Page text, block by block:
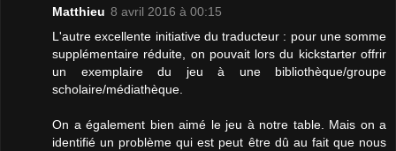
Matthieu 8 avril 2016 à 00:15
L'autre excellente initiative du traducteur : pour une somme
supplémentaire réduite, on pouvait lors du kickstarter offrir
un exemplaire du jeu à une bibliothèque/groupe
scholaire/médiathèque.
On a également bien aimé le jeu à notre table. Mais on a
identifié un problème qui est peut être dû au fait que nous